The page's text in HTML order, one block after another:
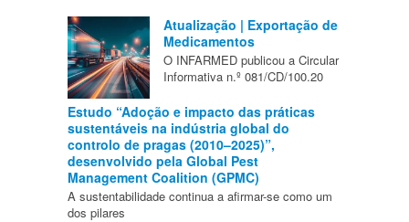
Atualização | Exportação de
Medicamentos
O INFARMED publicou a Circular
Informativa n.º 081/CD/100.20
Estudo “Adoção e impacto das práticas
sustentáveis na indústria global do
controlo de pragas (2010–2025)”,
desenvolvido pela Global Pest
Management Coalition (GPMC)
A sustentabilidade continua a afirmar-se como um
dos pilares